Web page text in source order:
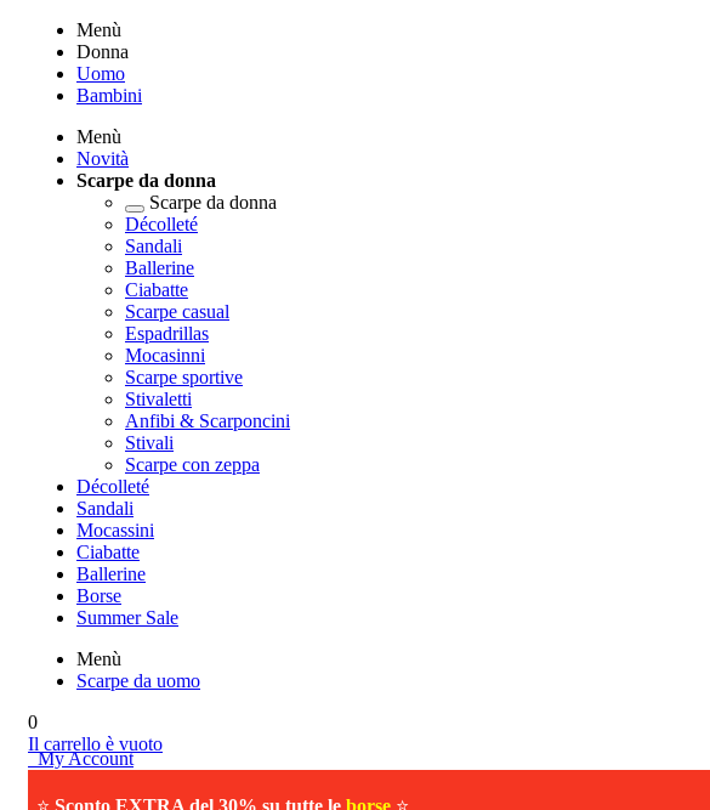
Menù
Donna
Uomo
Bambini
Menù
Novità
Scarpe da donna
Scarpe da donna
Décolleté
Sandali
Ballerine
Ciabatte
Scarpe casual
Espadrillas
Mocasinni
Scarpe sportive
Stivaletti
Anfibi & Scarponcini
Stivali
Scarpe con zeppa
Décolleté
Sandali
Mocassini
Ciabatte
Ballerine
Borse
Summer Sale
Menù
Scarpe da uomo
0
Il carrello è vuoto
My Account
⭐ Sconto EXTRA del 30% su tutte le borse ⭐